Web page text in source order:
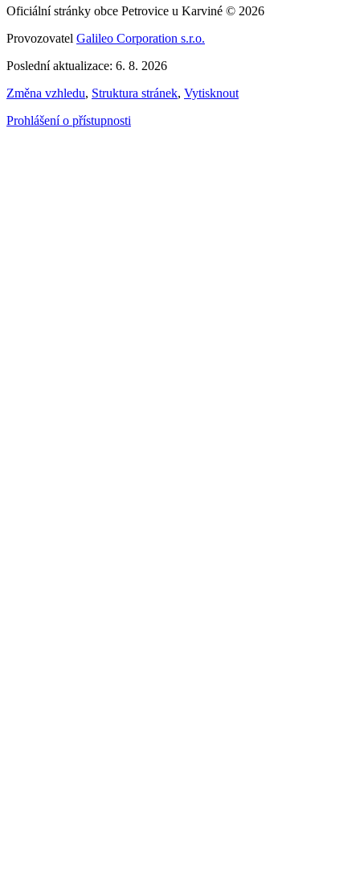
Oficiální stránky obce Petrovice u Karviné © 2026
Provozovatel Galileo Corporation s.r.o.
Poslední aktualizace: 6. 8. 2026
Změna vzhledu, Struktura stránek, Vytisknout
Prohlášení o přístupnosti